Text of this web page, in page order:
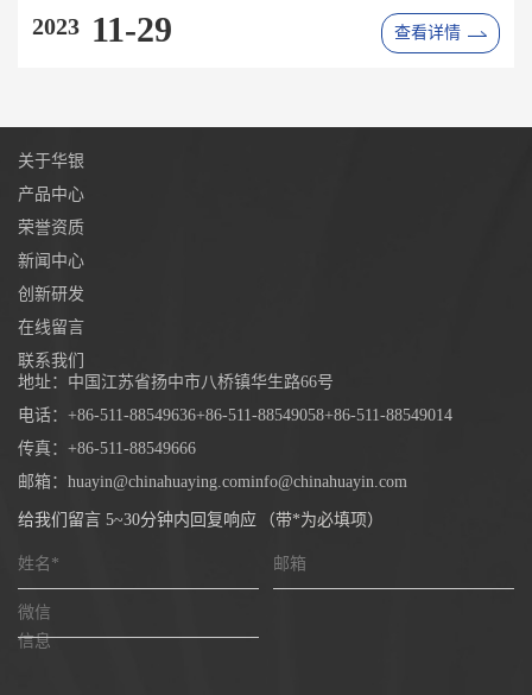
查看详情
2023 11-29
关于华银
产品中心
荣誉资质
新闻中心
创新研发
在线留言
联系我们
地址： 中国江苏省扬中市八桥镇华生路66号
电话： +86-511-88549636+86-511-88549058+86-511-88549014
传真： +86-511-88549666
邮箱： huayin@chinahuaying.cominfo@chinahuayin.com
给我们留言 5~30分钟内回复响应 （带*为必填项）
姓名* 邮箱
微信
信息